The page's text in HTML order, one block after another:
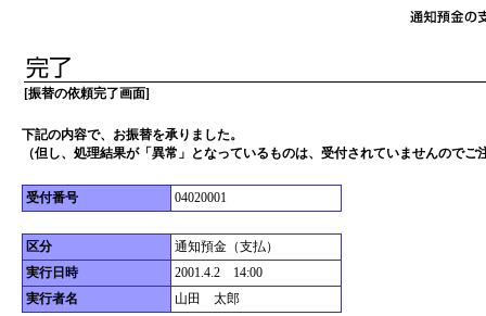
[振替の依頼完了画面]
下記の内容で、お振替を承りました。
（但し、処理結果が「異常」となっているものは、受付されていませんのでご
受付番号 04020001
区分
通知預金（支払）
実行日時
2001.4.2 14:00
実行者名
山田 太郎